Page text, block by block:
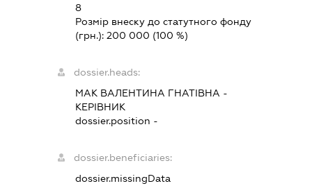
8
Розмір внеску до статутного фонду
(грн.): 200 000 (100 %)
dossier.heads:
МАК ВАЛЕНТИНА ГНАТІВНА -
КЕРІВНИК
dossier.position -
dossier.beneficiaries:
dossier.missingData